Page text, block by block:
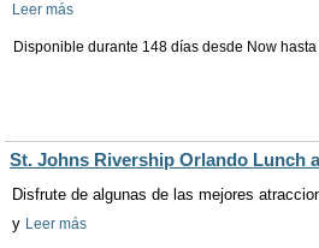
Leer más
Disponible durante 148 días desde Now hasta
St. Johns Rivership Orlando Lunch
Disfrute de algunas de las mejores
y Leer más